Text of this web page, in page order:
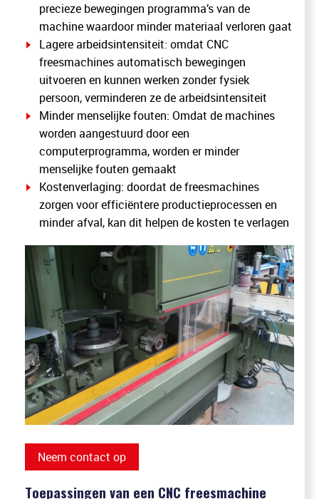
precieze bewegingen programma’s van de
machine waardoor minder materiaal verloren gaat
Lagere arbeidsintensiteit: omdat CNC
freesmachines automatisch bewegingen
uitvoeren en kunnen werken zonder fysiek
persoon, verminderen ze de arbeidsintensiteit
Minder menselijke fouten: Omdat de machines
worden aangestuurd door een
computerprogramma, worden er minder
menselijke fouten gemaakt
Kostenverlaging: doordat de freesmachines
zorgen voor efficiëntere productieprocessen en
minder afval, kan dit helpen de kosten te verlagen
Neem contact op
Toepassingen van een CNC freesmachine